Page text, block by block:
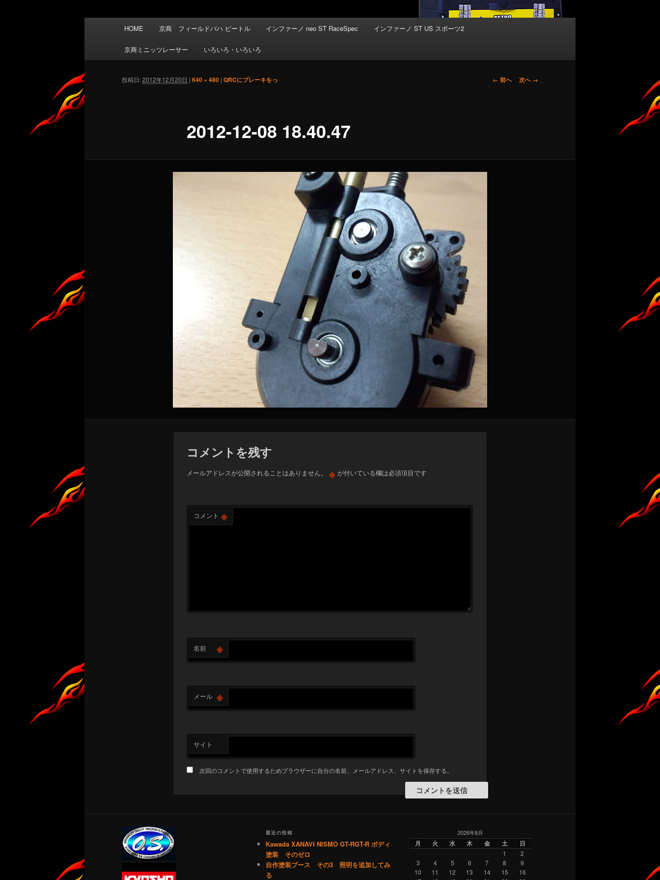
メ
HOME 京商 フィールドバハ ビートル インファーノ neo ST RaceSpec インファーノ ST US スポーツ2
京商ミニッツレーサー いろいろ・いろいろ
画
ョ
← 前へ 次へ →
2012-12-08 18.40.47
投稿日:2012年12月20日 | 640 × 480 | QRCにブレーキをっ
コメントを残す
メールアドレスが公開されることはありません。 ※が付いている欄は必須項目です
コメント ※
名前 ※
メール ※
サイト
次回のコメントで使用するためブラウザーに自分の名前、メールアドレス、サイトを保存する。
最近の投稿
Kawada XANAVI NISMO GT-RGT-R ボディ
塗装 そのゼロ
自作塗装ブース その3 照明を追加してみ
る
2026年8月
月 火 水 木 金 土 日
1
2
3
4 5 6 7 8
9
10
11 12 13 14 15
16